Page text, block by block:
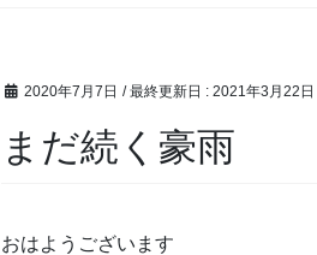
2020年7月7日 / 最終更新日 : 2021年3月22日
まだ続く豪雨
おはようございます